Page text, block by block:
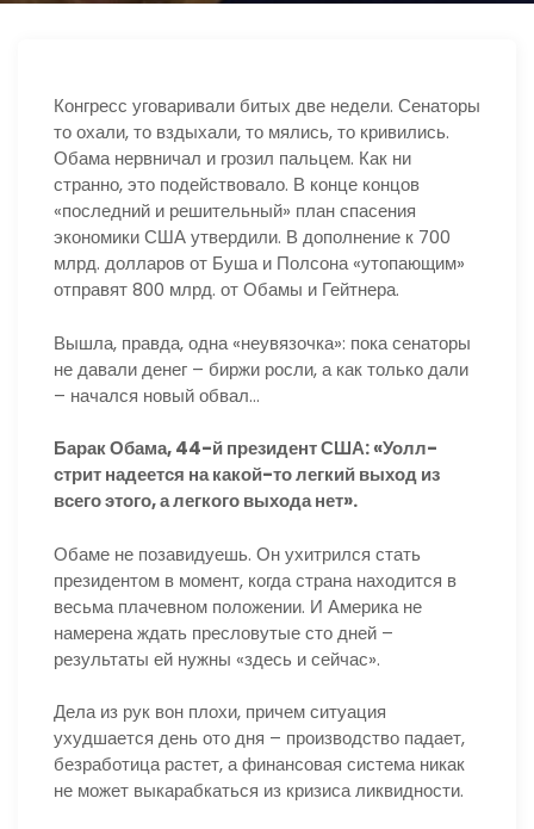
Конгресс уговаривали битых две недели. Сенаторы
то охали, то вздыхали, то мялись, то кривились.
Обама нервничал и грозил пальцем. Как ни
странно, это подействовало. В конце концов
«последний и решительный» план спасения
экономики США утвердили. В дополнение к 700
млрд. долларов от Буша и Полсона «утопающим»
отправят 800 млрд. от Обамы и Гейтнера.
Вышла, правда, одна «неувязочка»: пока сенаторы
не давали денег – биржи росли, а как только дали
– начался новый обвал…
Барак Обама, 44-й президент США: «Уолл-
стрит надеется на какой-то легкий выход из
всего этого, а легкого выхода нет».
Обаме не позавидуешь. Он ухитрился стать
президентом в момент, когда страна находится в
весьма плачевном положении. И Америка не
намерена ждать пресловутые сто дней –
результаты ей нужны «здесь и сейчас».
Дела из рук вон плохи, причем ситуация
ухудшается день ото дня – производство падает,
безработица растет, а финансовая система никак
не может выкарабкаться из кризиса ликвидности.